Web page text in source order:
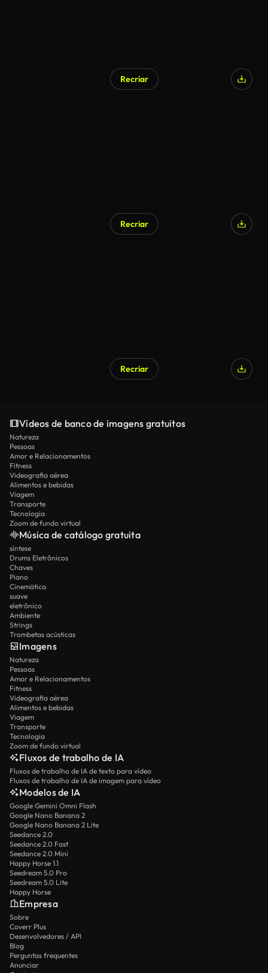
Recriar
Recriar
Recriar
Vídeos de banco de imagens gratuitos
Natureza
Pessoas
Amor e Relacionamentos
Fitness
Videografia aérea
Alimentos e bebidas
Viagem
Transporte
Tecnologia
Zoom de fundo virtual
Música de catálogo gratuita
síntese
Drums Eletrônicos
Chaves
Piano
Cinemática
suave
eletrônico
Ambiente
Strings
Trombetas acústicas
Imagens
Natureza
Pessoas
Amor e Relacionamentos
Fitness
Videografia aérea
Alimentos e bebidas
Viagem
Transporte
Tecnologia
Zoom de fundo virtual
Fluxos de trabalho de IA
Fluxos de trabalho de IA de texto para vídeo
Fluxos de trabalho de IA de imagem para vídeo
Modelos de IA
Google Gemini Omni Flash
Google Nano Banana 2
Google Nano Banana 2 Lite
Seedance 2.0
Seedance 2.0 Fast
Seedance 2.0 Mini
Happy Horse 1.1
Seedream 5.0 Pro
Seedream 5.0 Lite
Happy Horse
Empresa
Sobre
Coverr Plus
Desenvolvedores / API
Blog
Perguntas frequentes
Anunciar